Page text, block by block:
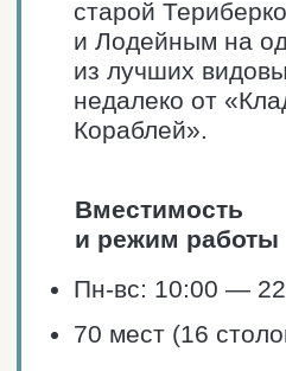
40 мест (10 столов).
Пн-вс: 12:00 — 00:00.
ЗАКАЗАТЬ ТАКСИ
Паб с пивоварней
Arctic Brewery